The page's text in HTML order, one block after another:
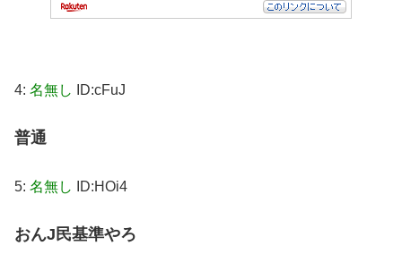
4: 名無し ID:cFuJ
普通
5: 名無し ID:HOi4
おんJ民基準やろ